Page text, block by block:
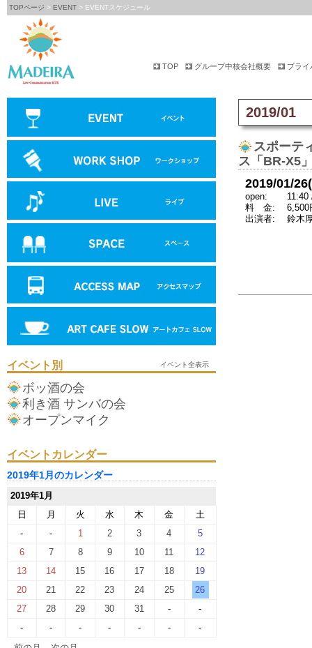
TOPページ > EVENT > EVENTスケジュール
TOP グループ中核会社概要 プライ
イベント別 イベント全表示
ボッ酒の会
利き酒 サンバの会
オープンマイク
イベントカレンダー
2019年1月のカレンダー
2019年1月
日
月 火 水 木 金
土
-
- 1 2 3 4
5
6
7 8 9 10 11
12
13
14 15 16 17 18
19
20
21 22 23 24 25
26
27
28 29 30 31 -
-
-
- - - - -
-
2019/01
スポーテ
ス「BR-X5
2019/01/
open:
11:40
料 金:
6,500
出演者:
鈴木